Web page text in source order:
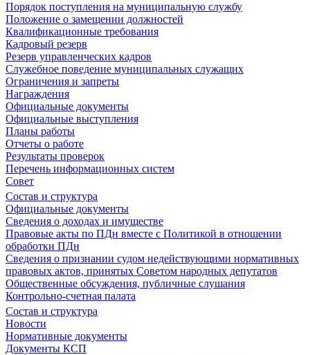
Порядок поступления на муниципальную службу
Положение о замещении должностей
Квалификационные требования
Кадровый резерв
Резерв управленческих кадров
Служебное поведение муниципальных служащих
Ограничения и запреты
Награждения
Официальные документы
Официальные выступления
Планы работы
Отчеты о работе
Результаты проверок
Перечень информационных систем
Совет
Состав и структура
Официальные документы
Сведения о доходах и имуществе
Правовые акты по ПДн вместе с Политикой в отношении
обработки ПДн
Сведения о признании судом недействующими нормативных
правовых актов, принятых Советом народных депутатов
Общественные обсуждения, публичные слушания
Контрольно-счетная палата
Состав и структура
Новости
Нормативные документы
Документы КСП